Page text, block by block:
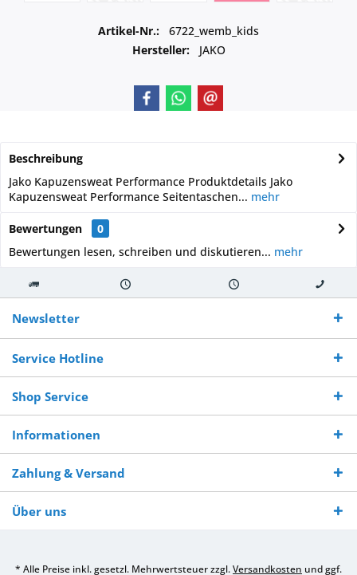
Artikel-Nr.:
6722_wemb_kids
Hersteller:
JAKO
Beschreibung
Jako Kapuzensweat Performance Produktdetails Jako
Kapuzensweat Performance Seitentaschen... mehr
Bewertungen
0
Bewertungen lesen, schreiben und diskutieren... mehr
Kostenloser
Versand ab €
250,-
Versand innerhalb von Versand von So erreichen
Sie uns 0160
970 511 90
Newsletter
Service Hotline
Shop Service
Informationen
Zahlung & Versand
Über uns
* Alle Preise inkl. gesetzl. Mehrwertsteuer zzgl.Versandkosten und ggf.